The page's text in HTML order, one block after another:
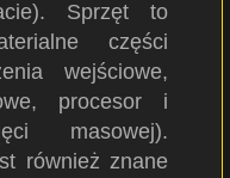
Sprzęt to
części
wejściowe,
procesor i
masowej).
również znane